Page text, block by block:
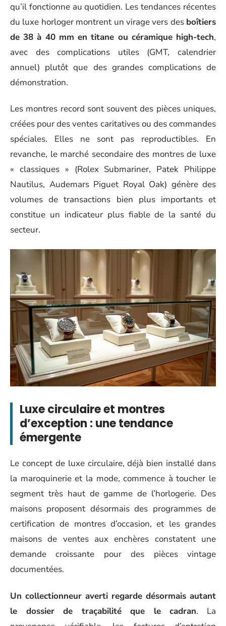
qu’il fonctionne au quotidien. Les tendances récentes
du luxe horloger montrent un virage vers des boîtiers
de 38 à 40 mm en titane ou céramique high-tech,
avec des complications utiles (GMT, calendrier
annuel) plutôt que des grandes complications de
démonstration.
Les montres record sont souvent des pièces uniques,
créées pour des ventes caritatives ou des commandes
spéciales. Elles ne sont pas reproductibles. En
revanche, le marché secondaire des montres de luxe
« classiques » (Rolex Submariner, Patek Philippe
Nautilus, Audemars Piguet Royal Oak) génère des
volumes de transactions bien plus importants et
constitue un indicateur plus fiable de la santé du
secteur.
Luxe circulaire et montres
d’exception : une tendance
émergente
Le concept de luxe circulaire, déjà bien installé dans
la maroquinerie et la mode, commence à toucher le
segment très haut de gamme de l’horlogerie. Des
maisons proposent désormais des programmes de
certification de montres d’occasion, et les grandes
maisons de ventes aux enchères constatent une
demande croissante pour des pièces vintage
documentées.
Un collectionneur averti regarde désormais autant
le dossier de traçabilité que le cadran. La